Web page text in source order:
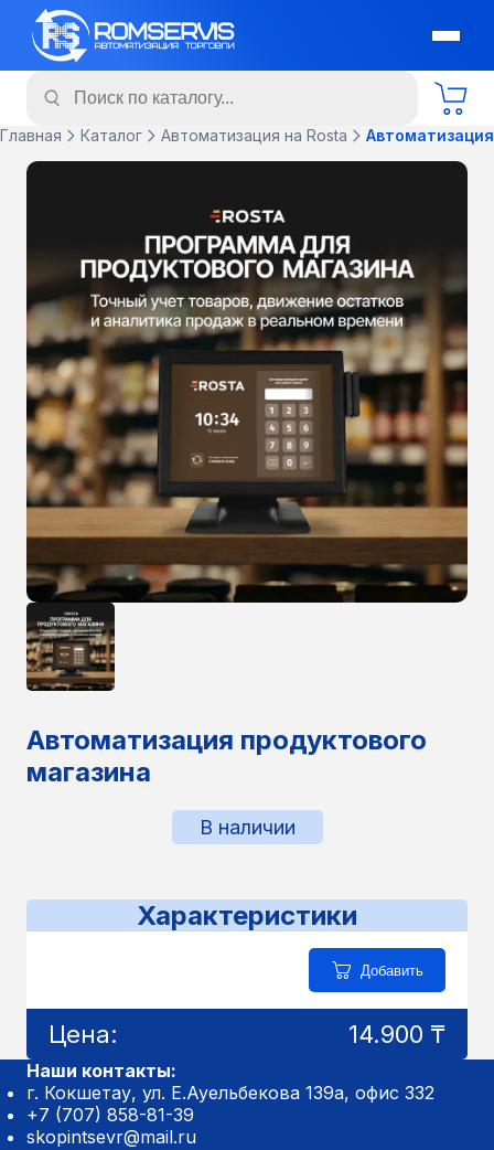
Главная Каталог Автоматизация на Rosta
Автоматизация продуктового
магазина
В наличии
Характеристики
Добавить
Цена: 14.900 ₸
Наши контакты:
г. Кокшетау, ул. Е.Ауельбекова 139а, офис 332
+7 (707) 858-81-39
skopintsevr@mail.ru